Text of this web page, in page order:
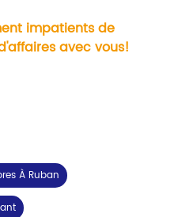
impatients de
avec vous!
À Ruban